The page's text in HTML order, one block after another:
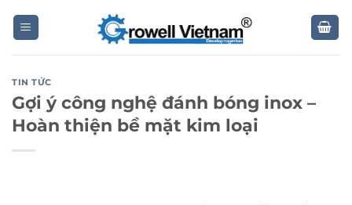
TIN TỨC
Gợi ý công nghệ đánh bóng inox –
Hoàn thiện bề mặt kim loại